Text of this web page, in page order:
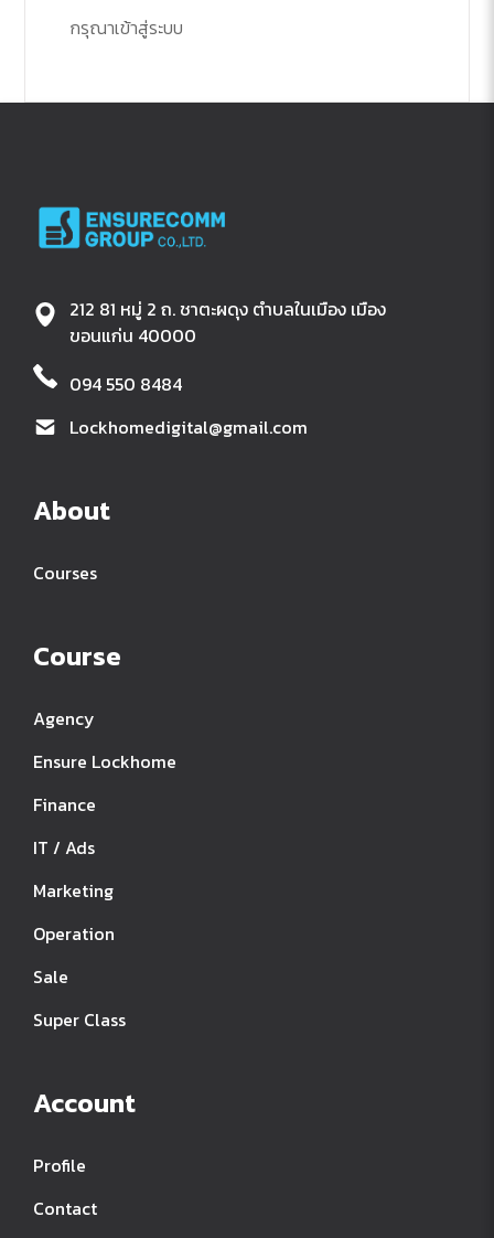
กรุณาเข้าสู่ระบบ
212 81 หมู่ 2 ถ. ชาตะผดุง ตำบลในเมือง เมือง
ขอนแก่น 40000
094 550 8484
Lockhomedigital@gmail.com
About
Courses
Course
Agency
Ensure Lockhome
Finance
IT / Ads
Marketing
Operation
Sale
Super Class
Account
Profile
Contact